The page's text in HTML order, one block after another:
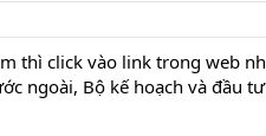
thì click vào link trong web
ngoài, Bộ kế hoạch và đầu